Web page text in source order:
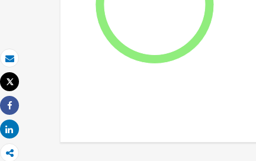
Email
Imprimir
Tweet
Share
Share